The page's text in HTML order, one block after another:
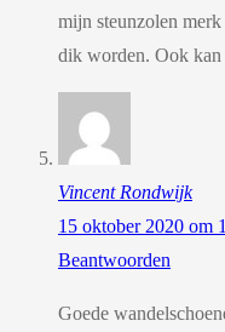
mijn steunzolen
dik worden. Ook
Vincent Rondwijk
15 oktober 2020 om
Beantwoorden
Goede